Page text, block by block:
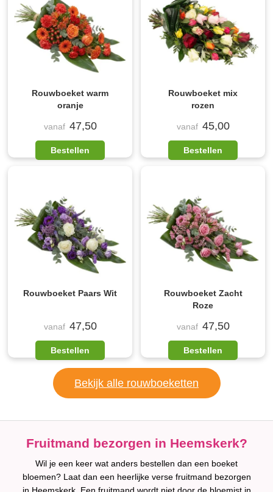
Rouwboeket warm
oranje
vanaf 47,50
Bestellen
Rouwboeket mix
rozen
vanaf 45,00
Bestellen
Rouwboeket Paars Wit
vanaf 47,50
Bestellen
Rouwboeket Zacht
Roze
vanaf 47,50
Bestellen
Bekijk alle rouwboeketten
Fruitmand bezorgen in Heemskerk?
Wil je een keer wat anders bestellen dan een boeket
bloemen? Laat dan een heerlijke verse fruitmand bezorgen